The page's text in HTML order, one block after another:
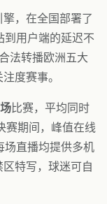
，在全国部署了
用户端的延迟不
法转播欧洲五大
度赛事。
比赛，平均同时
赛期间，峰值在线
场直播均提供多机
特写，球迷可自